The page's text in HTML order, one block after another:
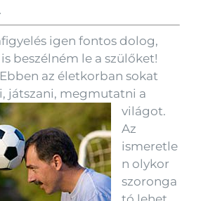
igen fontos dolog,
beszélném le a szülőket!
az életkorban sokat
játszani, megmutatni a
világot.
Az
ismeretle
n olykor
szoronga